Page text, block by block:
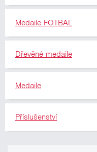
Medaile FOTBAL
Dřevěné medaile
Medaile
Příslušenství